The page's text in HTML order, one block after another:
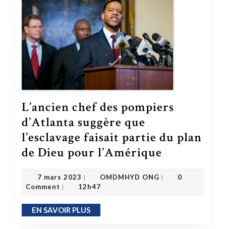
L’ancien chef des pompiers
d’Atlanta suggère que
l’esclavage faisait partie du plan
de Dieu pour l’Amérique
7 mars 2023 | OMDMHYD ONG |
0
Comment | 12h47
EN SAVOIR PLUSEN SAVOIR PLUS